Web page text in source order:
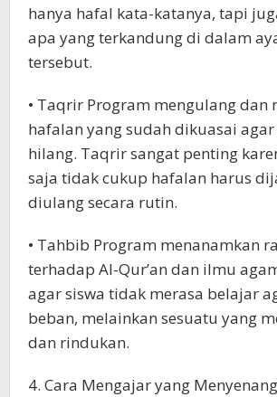
hanya hafal kata-katanya, tapi
apa yang terkandung di dalam
tersebut.
• Taqrir Program mengulang dan
hafalan yang sudah dikuasai
hilang. Taqrir sangat penting
saja tidak cukup hafalan harus
diulang secara rutin.
• Tahbib Program menanamkan
terhadap Al-Qur’an dan ilmu
agar siswa tidak merasa belajar
beban, melainkan sesuatu yang
dan rindukan.
4. Cara Mengajar yang